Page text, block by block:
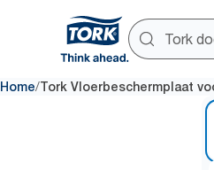
Home/Tork Vloerbeschermplaat